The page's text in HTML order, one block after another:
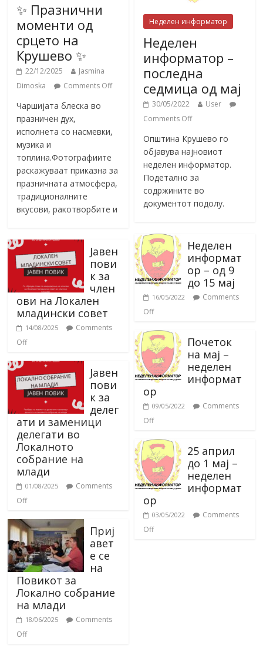
✨ Празнични
моменти од
срцето на
Крушево ✨
22/12/2025
Jasmina
Dimoska
Comments Off
Чаршијата блеска во
празничен дух,
исполнета со насмевки,
музика и
топлина.Фотографиите
раскажуваат приказна за
празничната атмосфера,
традиционалните
вкусови, ракотворбите и
Јавен
пови
к за
член
ови на Локален
младински совет
14/08/2025
Comments
Off
Јавен
пови
к за
делег
ати и заменици
делегати во
Локалното
собрание на
млади
01/08/2025
Comments
Off
Приј
авет
е се
на
Повикот за
Локално собрание
на млади
18/06/2025
Comments
Off
Неделен информатор
Неделен
информатор –
последна
седмица од мај
30/05/2022
User
Comments Off
Општина Крушево го
објавува најновиот
неделен информатор.
Подетално за
содржините во
документот подолу.
Неделен
информат
ор – од 9
до 15 мај
16/05/2022
Comments
Off
Почеток
на мај –
неделен
информат
ор
09/05/2022
Comments
Off
25 април
до 1 мај –
неделен
информат
ор
03/05/2022
Comments
Off